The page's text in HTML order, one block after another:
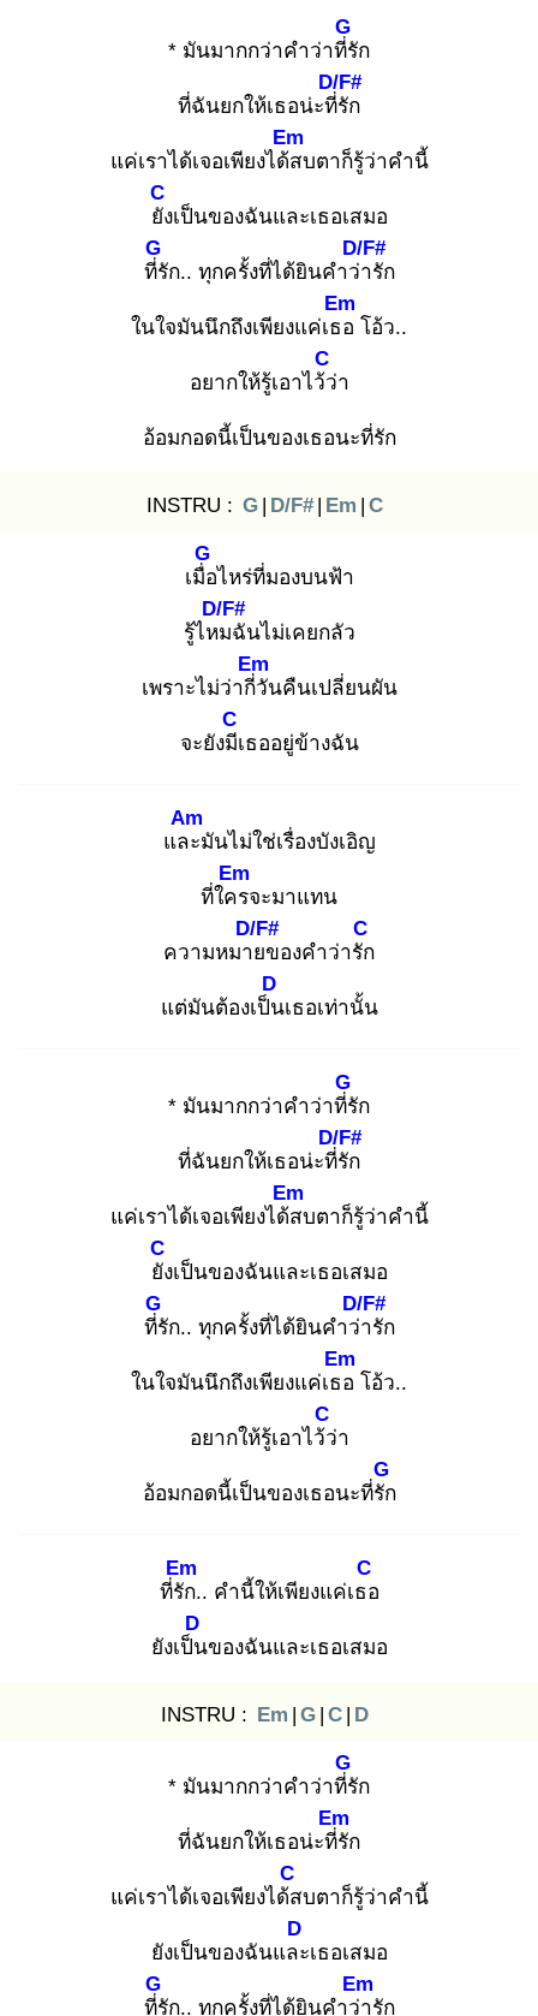
* มันมากกว่าคำว่าที่รั
G
ก
ที่ฉันยกให้เธอน่ะที่รั
D/F#
ก
แค่เราได้เจอเพียงได้ส
Em
บตาก็รู้ว่าคำนี้
ยัง
C
เป็นของฉันและเธอเสมอ
ที่รั
G
ก.. ทุกครั้งที่ได้ยินคำว่า
D/F#
รัก
ในใจมันนึกถึงเพียงแค่เธอ
Em
โอ้ว..
อยากให้รู้เอาไว้ว่
C
า
อ้อมกอดนี้เป็นของเธอนะที่รัก
INSTRU : G | D/F# | Em | C
เมื่อ
G
ไหร่ที่มองบนฟ้า
รู้ไหม
D/F#
ฉันไม่เคยกลัว
เพราะไม่ว่ากี่วั
Em
นคืนเปลี่ยนผัน
จะยังมีเ
C
ธออยู่ข้างฉัน
และ
Am
มันไม่ใช่เรื่องบังเอิญ
ที่ใคร
Em
จะมาแทน
ความหมาย
D/F#
ของคำว่ารัก
C
แต่มันต้องเป็น
D
เธอเท่านั้น
* มันมากกว่าคำว่าที่รั
G
ก
ที่ฉันยกให้เธอน่ะที่รั
D/F#
ก
แค่เราได้เจอเพียงได้ส
Em
บตาก็รู้ว่าคำนี้
ยัง
C
เป็นของฉันและเธอเสมอ
ที่รั
G
ก.. ทุกครั้งที่ได้ยินคำว่า
D/F#
รัก
ในใจมันนึกถึงเพียงแค่เธอ
Em
โอ้ว..
อยากให้รู้เอาไว้ว่
C
า
อ้อมกอดนี้เป็นของเธอนะที่รัก
G
ที่รัก
Em
.. คำนี้ให้เพียงแค่เธอ
C
ยังเป็น
D
ของฉันและเธอเสมอ
INSTRU : Em | G | C | D
* มันมากกว่าคำว่าที่รั
G
ก
ที่ฉันยกให้เธอน่ะที่รั
Em
ก
แค่เราได้เจอเพียงได้ส
C
บตาก็รู้ว่าคำนี้
ยังเป็นของฉันและ
D
เธอเสมอ
ที่รั
G
ก.. ทุกครั้งที่ได้ยินคำว่า
Em
รัก